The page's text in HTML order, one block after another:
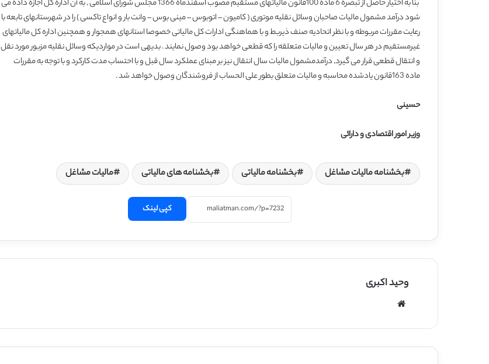
بنا به اختیار حاصل از تبصره 6 ماده 100قانون مالیاتهای مستقیم مصوب اسفندماه 1366 مجلس شورای اسلامی , به آن اداره کل اجازه داده می
شود درآمد مشمول مالیات صاحبان وسائل نقلیه موتوری ( کامیون – اتوبوس – مینی بوس – وانت بار و انواع تاکسی ) را در شهرستانهای تابعه با
رعایت مقررات مربوطه و با نظر اتحادیه صنف ذیربط و با هماهنگی ادارات کل مالیاتی خصوصا استانهای همجوار و همچنین اداره کل مالیاتهای
غیرمستقیم در هر سال تعیین و مالیات متعلقه را که قطعی خواهد بود وصول نمایند . بدیهی است در مواردیکه وسائل نقلیه مزبور مورد نقل
و انتقال قطعی قرار می گیرد, درآمدمشمول مالیات سال انتقال نیز بر مبنای عملکرد سال قبل و با احتساب مدت کارکرد و با توجه به مقررات
ماده 163قانون یادشده محاسبه و مالیات متعلق بطور علی الحساب از فروشندگان وصول خواهد شد .
حسینی
وزیر امور اقتصادی و دارائی
بخشنامه مالیات مشاغل بخشنامه مالیاتی بخشنامه های مالیاتی مالیات مشاغل
کپی لینک
وحید اکبری